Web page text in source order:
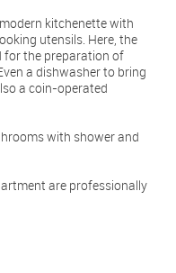
kitchenette with
utensils. Here, the
for the preparation of
a dishwasher to bring
a coin-operated
with shower and
are professionally